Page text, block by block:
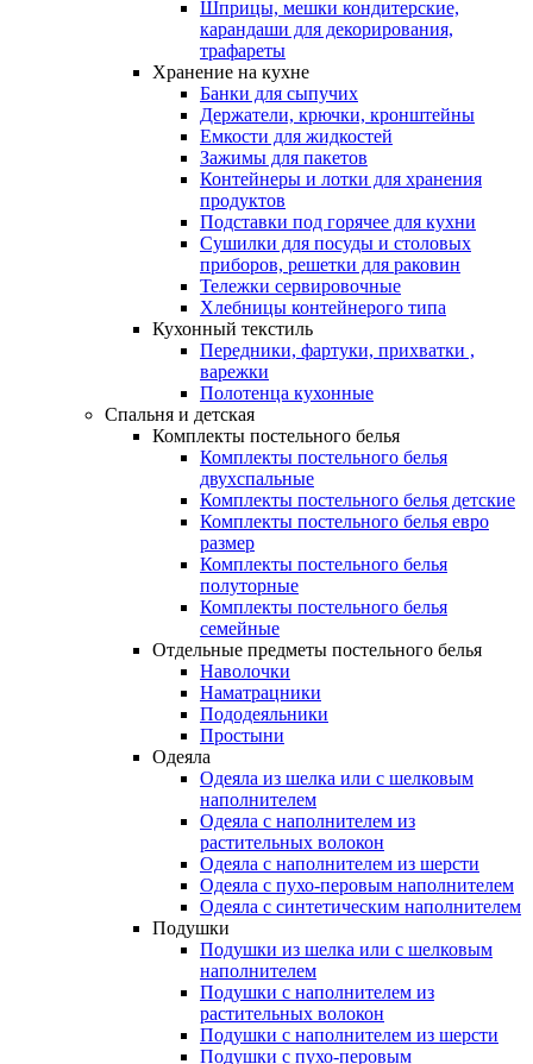
Шприцы, мешки кондитерские,
карандаши для декорирования,
трафареты
Хранение на кухне
Банки для сыпучих
Держатели, крючки, кронштейны
Емкости для жидкостей
Зажимы для пакетов
Контейнеры и лотки для хранения
продуктов
Подставки под горячее для кухни
Сушилки для посуды и столовых
приборов, решетки для раковин
Тележки сервировочные
Хлебницы контейнерого типа
Кухонный текстиль
Передники, фартуки, прихватки ,
варежки
Полотенца кухонные
Спальня и детская
Комплекты постельного белья
Комплекты постельного белья
двухспальные
Комплекты постельного белья детские
Комплекты постельного белья евро
размер
Комплекты постельного белья
полуторные
Комплекты постельного белья
семейные
Отдельные предметы постельного белья
Наволочки
Наматрацники
Пододеяльники
Простыни
Одеяла
Одеяла из шелка или с шелковым
наполнителем
Одеяла с наполнителем из
растительных волокон
Одеяла с наполнителем из шерсти
Одеяла с пухо-перовым наполнителем
Одеяла с синтетическим наполнителем
Подушки
Подушки из шелка или с шелковым
наполнителем
Подушки с наполнителем из
растительных волокон
Подушки с наполнителем из шерсти
Подушки с пухо-перовым